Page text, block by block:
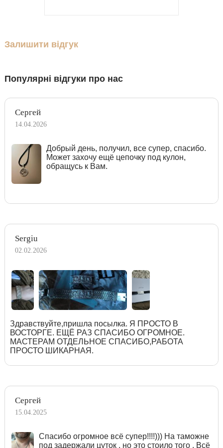
Залишити відгук
Популярні відгуки про нас
Сергей
14.04.2026
Добрый день, получил, все супер, спасибо.
Может захочу ещё цепочку под кулон,
обращусь к Вам.
Sergiu
02.02.2026
Здравствуйте,пришла посылка. Я ПРОСТО В
ВОСТОРГЕ. ЕЩЁ РАЗ СПАСИБО ОГРОМНОЕ.
МАСТЕРАМ ОТДЕЛЬНОЕ СПАСИБО,РАБОТА
ПРОСТО ШИКАРНАЯ.
Сергей
15.04.2025
Спасибо огромное всё супер!!!!))) На таможне
под задержали цуток , но это стоило того . Всё